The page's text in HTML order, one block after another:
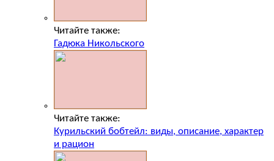
Читайте также:
Гадюка Никольского
Читайте также:
Курильский бобтейл: виды, описание, характер
и рацион